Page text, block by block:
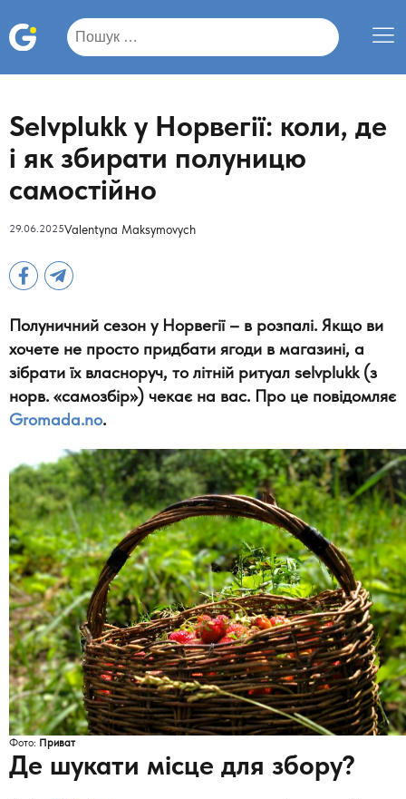
Пошук:
Selvplukk у Норвегії: коли, де
і як збирати полуницю
самостійно
29.06.2025Valentyna Maksymovych
Полуничний сезон у Норвегії – в розпалі. Якщо ви
хочете не просто придбати ягоди в магазині, а
зібрати їх власноруч, то літній ритуал selvplukk (з
норв. «самозбір») чекає на вас. Про це повідомляє
Gromada.no.
Фото: Приват
Де шукати місце для збору?